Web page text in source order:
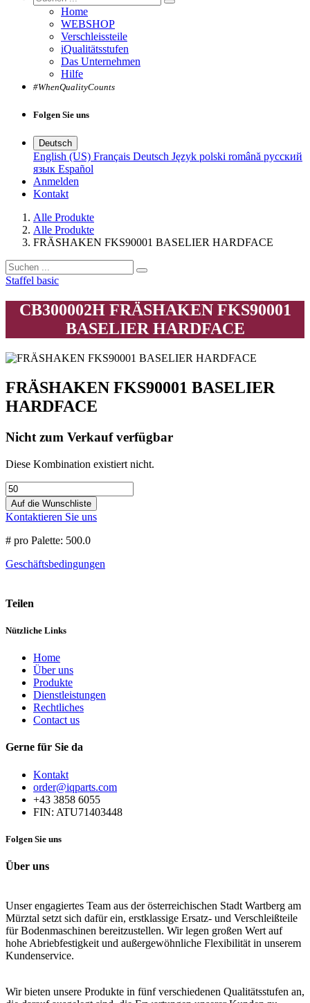
Home
WEBSHOP
Verschleissteile
iQualitätsstufen
Das Unternehmen
Hilfe
#WhenQualityCounts
Folgen Sie uns
Deutsch
English (US) Français Deutsch Język polski română русский
язык Español
Anmelden
Kontakt
Alle Produkte
Alle Produkte
FRÄSHAKEN FKS90001 BASELIER HARDFACE
Staffel basic
CB300002H FRÄSHAKEN FKS90001
BASELIER HARDFACE
FRÄSHAKEN FKS90001 BASELIER
HARDFACE
Nicht zum Verkauf verfügbar
Diese Kombination existiert nicht.
Auf die Wunschliste
Kontaktieren Sie uns
# pro Palette: 500.0
Geschäftsbedingungen
Teilen
Nützliche Links
Home
Über uns
Produkte
Dienstleistungen
Rechtliches
Contact us
Gerne für Sie da
Kontakt
order@iqparts.com
+43 3858 6055
FIN: ATU71403448
Folgen Sie uns
Über uns
Unser engagiertes Team aus der österreichischen Stadt Wartberg am
Mürztal setzt sich dafür ein, erstklassige Ersatz- und Verschleißteile
für Bodenmaschinen bereitzustellen. Wir legen großen Wert auf
hohe Abriebfestigkeit und außergewöhnliche Flexibilität in unserem
Kundenservice.
Wir bieten unsere Produkte in fünf verschiedenen Qualitätsstufen an,